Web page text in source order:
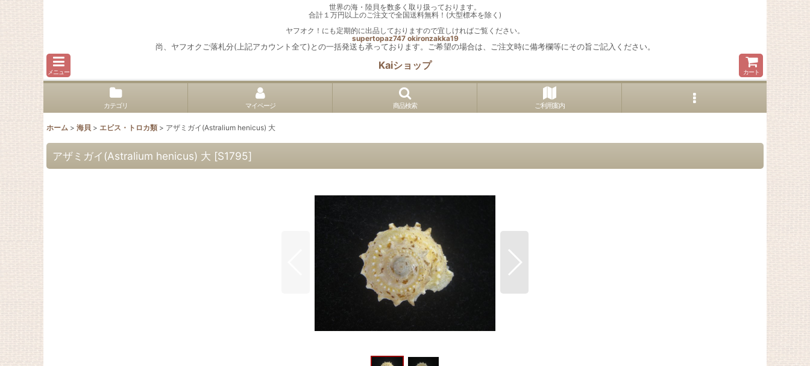
世界の海・陸貝を数多く取り扱っております。
合計１万円以上のご注文で全国送料無料！(大型標本を除く)
ヤフオク！にも定期的に出品しておりますので宜しければご覧ください。
supertopaz747 okironzakka19
尚、ヤフオクご落札分(上記アカウント全て)との一括発送も承っております。ご希望の場合は、ご注文時に備考欄等にその旨ご記入ください。
メニュー
Kaiショップ
カート
カテゴリ マイページ 商品検索 ご利用案内
ホーム > 海貝 > エビス・トロカ類 > アザミガイ(Astralium henicus) 大
アザミガイ(Astralium henicus) 大 [S1795]